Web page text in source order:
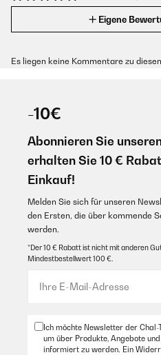
Eigene
Es liegen keine Kommentare zu
-10€
Abonnieren Sie
erhalten Sie 10 €
Einkauf!
Melden Sie sich für unseren
den Ersten, die über kommende
werden.
*Der 10 € Rabatt ist nicht mit anderen
Mindestbestellwert 100 €.
Ich möchte Newsletter der
um über Produkte, Angebote
informiert zu werden. Ein